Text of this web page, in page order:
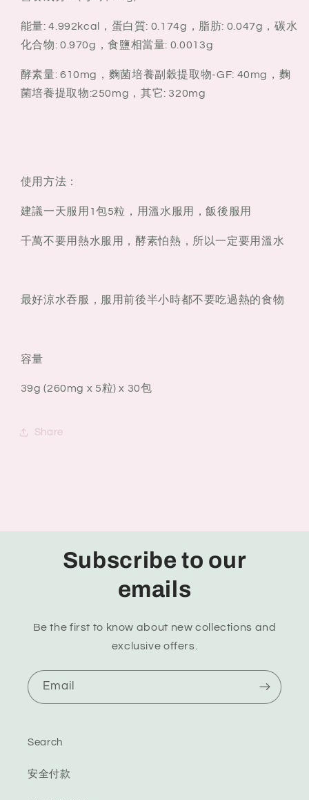
能量: 4.992kcal，蛋白質: 0.174g，脂肪: 0.047g，碳水
化合物: 0.970g，食鹽相當量: 0.0013g
酵素量: 610mg，麴菌培養副穀提取物-GF: 40mg，麴
菌培養提取物:250mg，其它: 320mg
使用方法：
建議一天服用1包5粒，用溫水服用，飯後服用
千萬不要用熱水服用，酵素怕熱，所以一定要用溫水
最好涼水吞服，服用前後半小時都不要吃過熱的食物
容量
39g (260mg x 5粒) x 30包
Share
Subscribe to our
emails
Be the first to know about new collections and
exclusive offers.
Email
Search
安全付款